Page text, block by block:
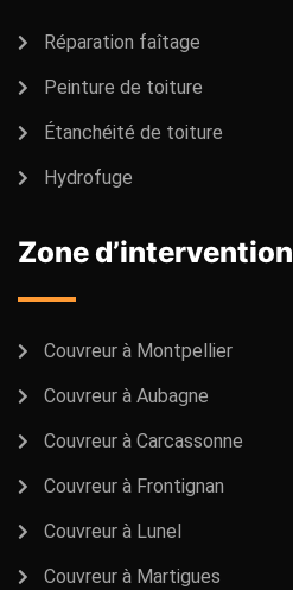
Réparation faîtage
Peinture de toiture
Étanchéité de toiture
Hydrofuge
Zone d’intervention
Couvreur à Montpellier
Couvreur à Aubagne
Couvreur à Carcassonne
Couvreur à Frontignan
Couvreur à Lunel
Couvreur à Martigues